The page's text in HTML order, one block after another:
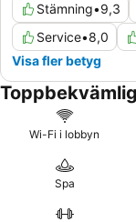
Stämning•9,3
Service•8,0
Visa fler betyg
Wi-Fi i lobbyn
Spa